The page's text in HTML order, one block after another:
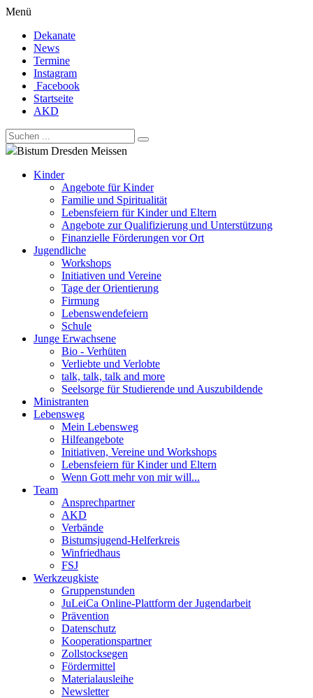
Menü
Dekanate
News
Termine
Instagram
Facebook
Startseite
AKD
Bistum Dresden Meissen
Kinder
Angebote für Kinder
Familie und Spiritualität
Lebensfeiern für Kinder und Eltern
Angebote zur Qualifizierung und Unterstützung
Finanzielle Förderungen vor Ort
Jugendliche
Workshops
Initiativen und Vereine
Tage der Orientierung
Firmung
Lebenswendefeiern
Schule
Junge Erwachsene
Bio - Verhüten
Verliebte und Verlobte
talk, talk, talk and more
Seelsorge für Studierende und Auszubildende
Ministranten
Lebensweg
Mein Lebensweg
Hilfeangebote
Initiativen, Vereine und Workshops
Lebensfeiern für Kinder und Eltern
Wenn Gott mehr von mir will...
Team
Ansprechpartner
AKD
Verbände
Bistumsjugend-Helferkreis
Winfriedhaus
FSJ
Werkzeugkiste
Gruppenstunden
JuLeiCa Online-Plattform der Jugendarbeit
Prävention
Datenschutz
Kooperationspartner
Zollstocksegen
Fördermittel
Materialausleihe
Newsletter